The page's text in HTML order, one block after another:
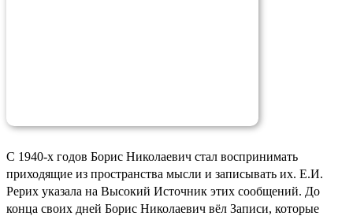
С 1940-х годов Борис Николаевич стал воспринимать
приходящие из пространства мысли и записывать их. Е.И.
Рерих указала на Высокий Источник этих сообщений. До
конца своих дней Борис Николаевич вёл Записи, которые